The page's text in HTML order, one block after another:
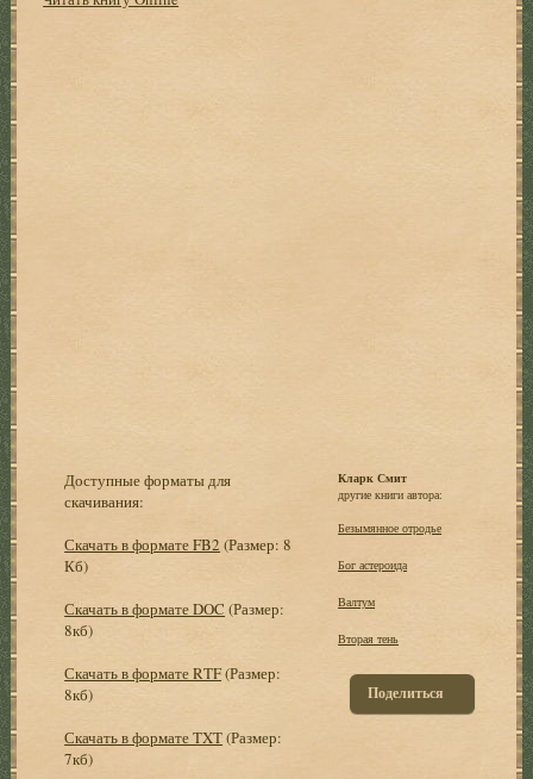
Доступные форматы для
скачивания:
Скачать в формате FB2 (Размер: 8
Кб)
Скачать в формате DOC (Размер:
8кб)
Скачать в формате RTF(Размер:
8кб)
Скачать в формате TXT(Размер:
7кб)
Кларк Смит
другие книги автора:
Безымянное отродье
Бог астероида
Валтум
Вторая тень
Поделиться